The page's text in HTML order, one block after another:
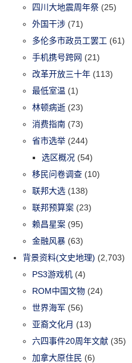
四川大地震周年祭 (25)
外国干涉 (71)
多伦多市政员工罢工 (61)
手机携号跨网 (21)
改革开放三十年 (113)
最低室温 (1)
林顿病逝 (23)
消费指南 (73)
省市选举 (244)
选区概况 (54)
移民问卷调查 (10)
联邦大选 (138)
联邦预算案 (23)
赖昌星案 (95)
金融风暴 (63)
背景资料(文史地理) (2,703)
PS3游戏机 (4)
ROM中国文物 (24)
世界海军 (56)
亚裔文化月 (13)
六四事件20周年文献 (35)
加拿大原住民 (6)